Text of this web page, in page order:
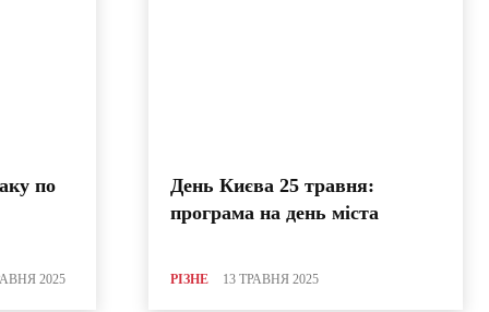
по
2025
День Києва 25 травня:
програма на день міста
РІЗНЕ 13 ТРАВНЯ 2025